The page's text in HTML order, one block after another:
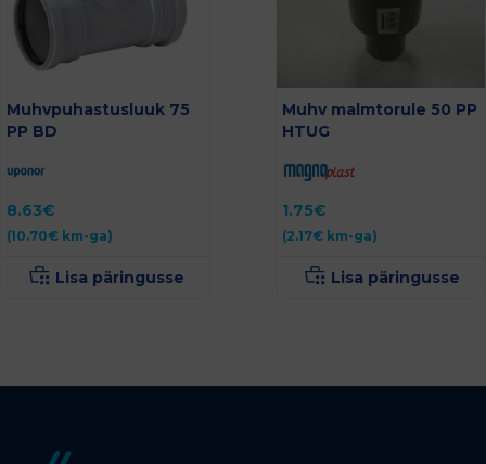
Muhvpuhastusluuk 75
PP BD
8.63€
(10.70€ km-ga)
Lisa päringusse
Muhv malmtorule 50 PP
HTUG
1.75€
(2.17€ km-ga)
Lisa päringusse